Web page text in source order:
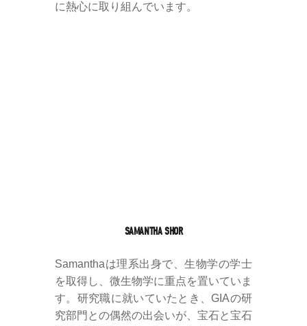
に熱心に取り組んでいます。
SAMANTHA SHOR
Samanthaは理系出身で、生物学の学士
を取得し、微生物学に重点を置いていま
す。研究職に就いていたとき、GIAの研
究部門との偶然の出会いが、宝石と宝石